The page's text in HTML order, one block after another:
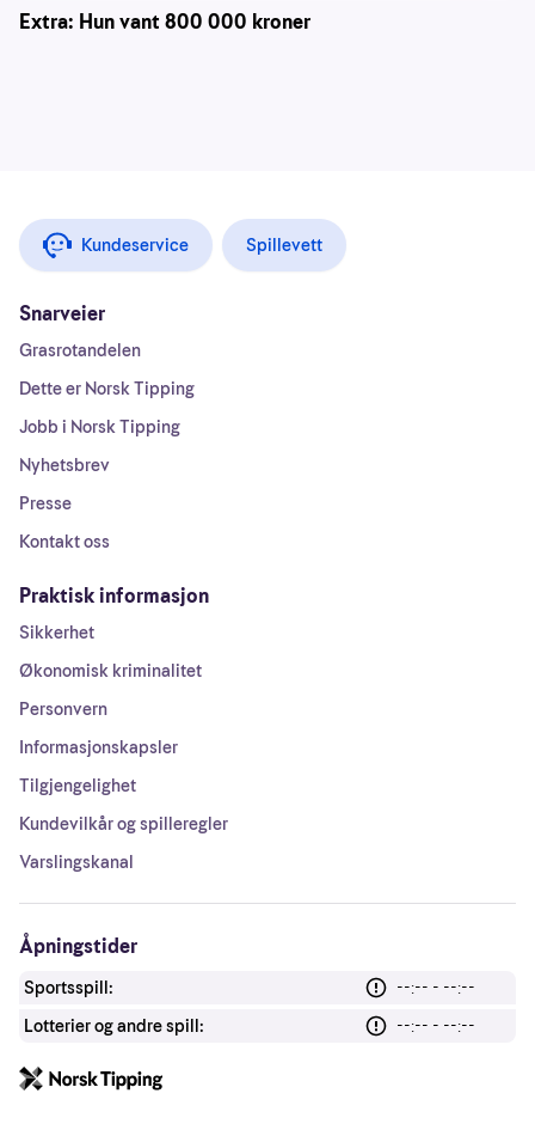
Extra: Hun vant 800 000 kroner
Kundeservice Spillevett
Snarveier
Grasrotandelen
Dette er Norsk Tipping
Jobb i Norsk Tipping
Nyhetsbrev
Presse
Kontakt oss
Praktisk informasjon
Sikkerhet
Økonomisk kriminalitet
Personvern
Informasjonskapsler
Tilgjengelighet
Kundevilkår og spilleregler
Varslingskanal
Åpningstider
Sportsspill:
--:-- - --:--
Lotterier og andre spill:
--:-- - --:--